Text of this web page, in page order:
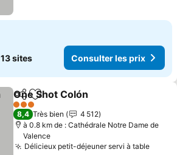
13 sites Consulter les prix
PartagerAjouter à mes favoris
One Shot Colón
3 Étoiles
8,4 Très bien
4 512
à 0.8 km de : Cathédrale Notre Dame de
Valence
Délicieux petit-déjeuner servi à table